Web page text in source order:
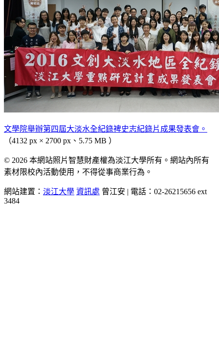
文學院舉辦第四屆大淡水全紀錄裨史志紀錄片成果發表會。
（4132 px × 2700 px、5.75 MB ）
© 2026 本網站照片智慧財產權為淡江大學所有。網站內所有
素材限校內活動使用，不得從事商業行為。
網站建置： 淡江大學 資訊處 曾江安 | 電話：02-26215656 ext
3484